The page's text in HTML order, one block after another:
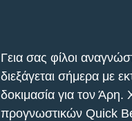
Γεια σας φίλοι
διεξάγεται σήμερα με
δοκιμασία για τον
προγνωστικών Quick